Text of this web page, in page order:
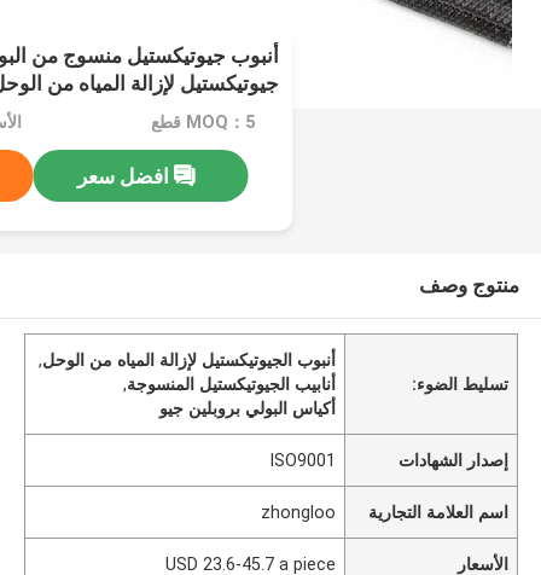
أنبوب جيوتيكستيل منسوج من
جيوتيكستيل لإزالة المياه من
MOQ：5 قطع
افضل سعر
منتوج وصف
تسليط الضوء:
أنبوب الجيوتيكستيل لإزالة المياه من الوحل,
أنابيب الجيوتيكستيل المنسوجة,
أكياس البولي بروبلين جيو
إصدار الشهادات ISO9001
اسم العلامة التجارية zhongloo
الأسعار USD 23.6-45.7 a piece